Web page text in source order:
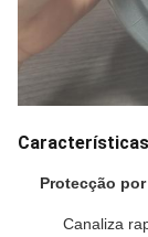
Protecção
Canaliza